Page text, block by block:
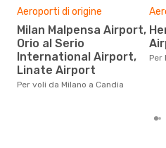
Aeroporti di origine
Milan Malpensa Airport,
Orio al Serio
International Airport,
Linate Airport
Per voli da Milano a Candia
Heraklion International